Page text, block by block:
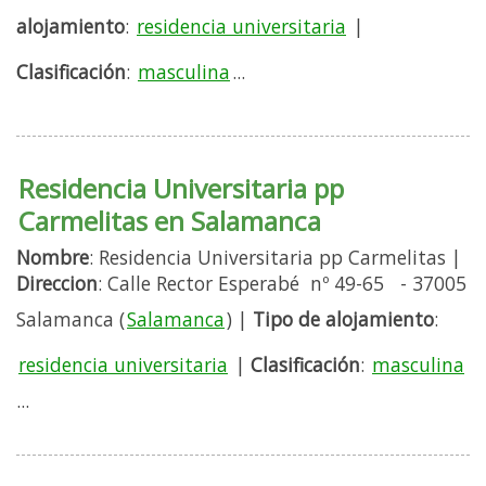
alojamiento: residencia universitaria |
Clasificación: masculina...
Residencia Universitaria pp
Carmelitas en Salamanca
Nombre: Residencia Universitaria pp Carmelitas |
Direccion: Calle Rector Esperabé nº 49-65 - 37005
Salamanca (Salamanca) | Tipo de alojamiento:
residencia universitaria | Clasificación: masculina
...